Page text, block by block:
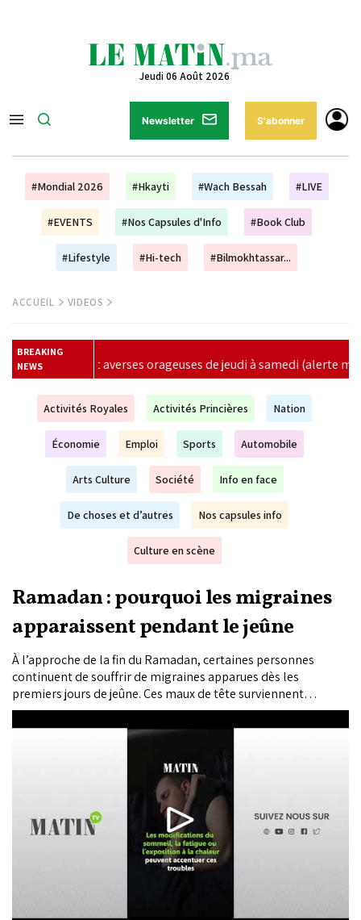
Jeudi 06 Août 2026
Newsletter S'abonner
#Mondial 2026 #Hkayti #Wach Bessah #LIVE
#EVENTS #Nos Capsules d'Info #Book Club
#Lifestyle #Hi-tech #Bilmokhtassar...
ACCUEIL VIDEOS
BREAKING
NEWSde jeudi à samedi (alerte météo) | El Niño menace
Activités Royales Activités Princières Nation
Économie Emploi Sports Automobile
Arts Culture Société Info en face
De choses et d’autres Nos capsules info
Culture en scène
Ramadan : pourquoi les migraines
apparaissent pendant le jeûne
À l’approche de la fin du Ramadan, certaines personnes
continuent de souffrir de migraines apparues dès les
premiers jours de jeûne. Ces maux de tête surviennent
souvent en fin de journée, quelques heures avant la rupture du
jeûne. Les médecins expliquent que les changements de